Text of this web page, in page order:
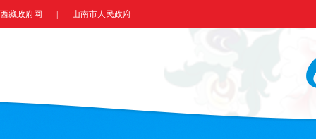
西藏政府网 山南市人民政府